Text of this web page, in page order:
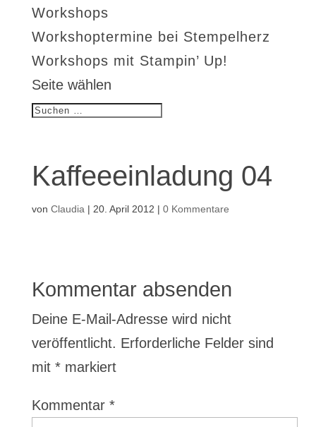
Workshops
Workshoptermine bei Stempelherz
Workshops mit Stampin’ Up!
Seite wählen
Kaffeeeinladung 04
von Claudia | 20. April 2012 | 0 Kommentare
Kommentar absenden
Deine E-Mail-Adresse wird nicht
veröffentlicht. Erforderliche Felder sind
mit *markiert
Kommentar *